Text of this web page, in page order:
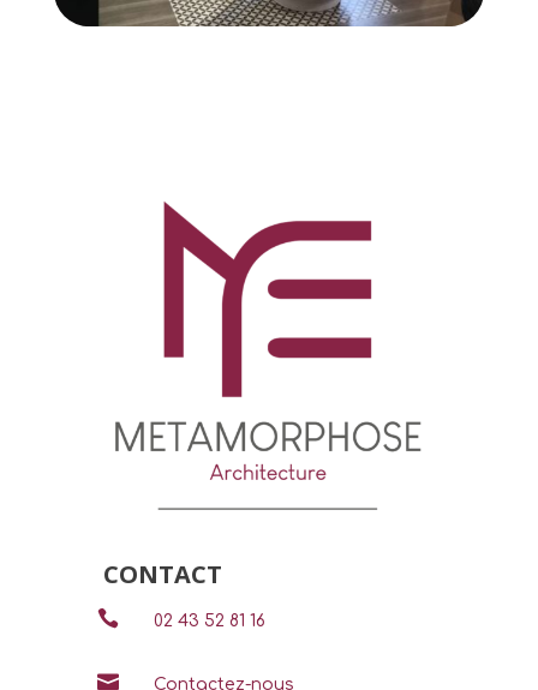
CONTACT
 02 43 52 81 16
 Contactez-nous